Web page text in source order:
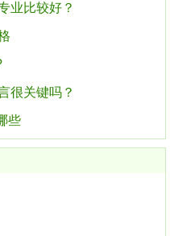
业比较好？
很关键吗？
些